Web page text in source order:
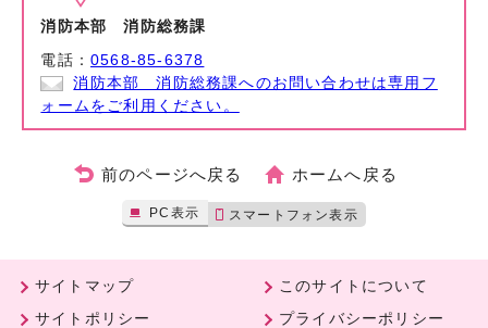
消防本部 消防総務課
電話：0568-85-6378
消防本部 消防総務課へのお問い合わせは専用フ
ォームをご利用ください。
前のページへ戻る ホームへ戻る
PC表示 スマートフォン表示
サイトマップ
このサイトについて
サイトポリシー
プライバシーポリシー